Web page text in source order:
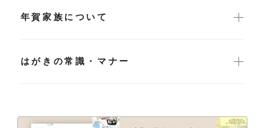
年賀家族について
はがきの常識・マナー